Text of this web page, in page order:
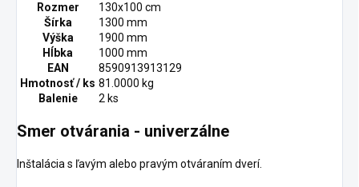
Rozmer
130x100 cm
Šírka
1300 mm
Výška
1900 mm
Hĺbka
1000 mm
EAN
8590913913129
Hmotnosť / ks 81.0000 kg
Balenie
2 ks
Smer otvárania - univerzálne
Inštalácia s ľavým alebo pravým otváraním dverí.